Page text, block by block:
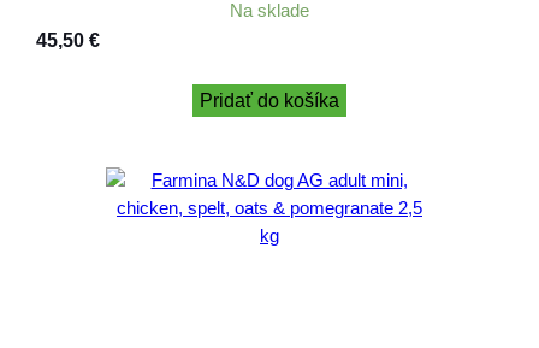
Na sklade
45,50 €
Pridať do košíka